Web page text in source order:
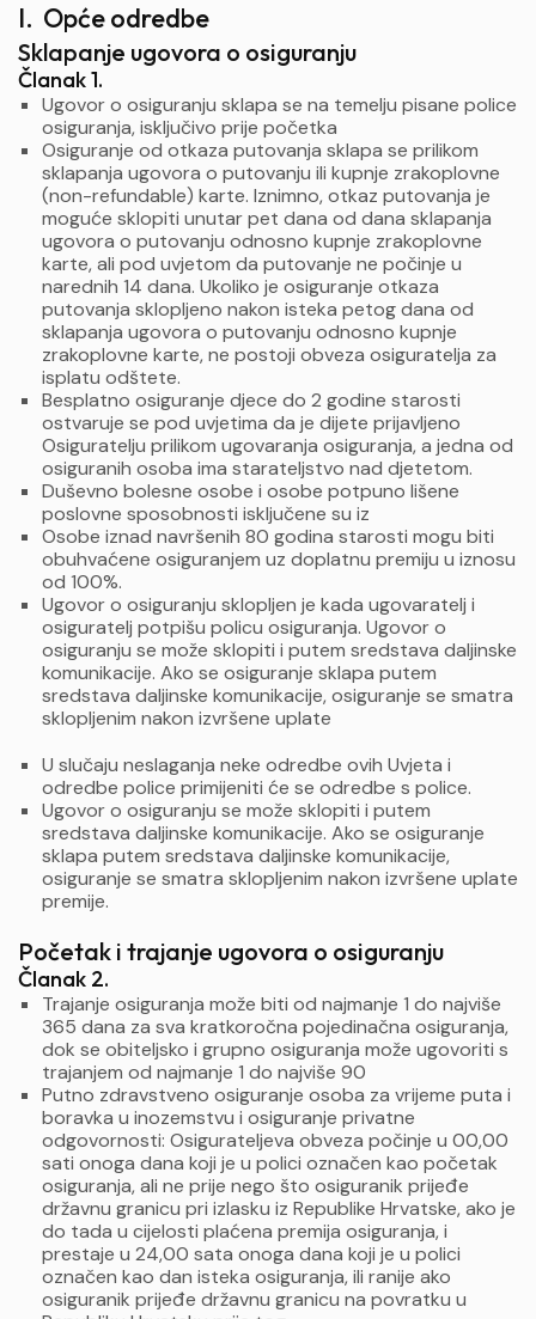
I. Opće odredbe
Sklapanje ugovora o osiguranju
Članak 1.
Ugovor o osiguranju sklapa se na temelju pisane police
osiguranja, isključivo prije početka
Osiguranje od otkaza putovanja sklapa se prilikom
sklapanja ugovora o putovanju ili kupnje zrakoplovne
(non-refundable) karte. Iznimno, otkaz putovanja je
moguće sklopiti unutar pet dana od dana sklapanja
ugovora o putovanju odnosno kupnje zrakoplovne
karte, ali pod uvjetom da putovanje ne počinje u
narednih 14 dana. Ukoliko je osiguranje otkaza
putovanja sklopljeno nakon isteka petog dana od
sklapanja ugovora o putovanju odnosno kupnje
zrakoplovne karte, ne postoji obveza osiguratelja za
isplatu odštete.
Besplatno osiguranje djece do 2 godine starosti
ostvaruje se pod uvjetima da je dijete prijavljeno
Osiguratelju prilikom ugovaranja osiguranja, a jedna od
osiguranih osoba ima starateljstvo nad djetetom.
Duševno bolesne osobe i osobe potpuno lišene
poslovne sposobnosti isključene su iz
Osobe iznad navršenih 80 godina starosti mogu biti
obuhvaćene osiguranjem uz doplatnu premiju u iznosu
od 100%.
Ugovor o osiguranju sklopljen je kada ugovaratelj i
osiguratelj potpišu policu osiguranja. Ugovor o
osiguranju se može sklopiti i putem sredstava daljinske
komunikacije. Ako se osiguranje sklapa putem
sredstava daljinske komunikacije, osiguranje se smatra
sklopljenim nakon izvršene uplate
U slučaju neslaganja neke odredbe ovih Uvjeta i
odredbe police primijeniti će se odredbe s police.
Ugovor o osiguranju se može sklopiti i putem
sredstava daljinske komunikacije. Ako se osiguranje
sklapa putem sredstava daljinske komunikacije,
osiguranje se smatra sklopljenim nakon izvršene uplate
premije.
Početak i trajanje ugovora o osiguranju
Članak 2.
Trajanje osiguranja može biti od najmanje 1 do najviše
365 dana za sva kratkoročna pojedinačna osiguranja,
dok se obiteljsko i grupno osiguranja može ugovoriti s
trajanjem od najmanje 1 do najviše 90
Putno zdravstveno osiguranje osoba za vrijeme puta i
boravka u inozemstvu i osiguranje privatne
odgovornosti: Osigurateljeva obveza počinje u 00,00
sati onoga dana koji je u polici označen kao početak
osiguranja, ali ne prije nego što osiguranik prijeđe
državnu granicu pri izlasku iz Republike Hrvatske, ako je
do tada u cijelosti plaćena premija osiguranja, i
prestaje u 24,00 sata onoga dana koji je u polici
označen kao dan isteka osiguranja, ili ranije ako
osiguranik prijeđe državnu granicu na povratku u